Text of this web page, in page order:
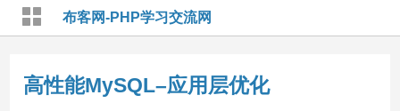
布客网-PHP学习交流网
高性能MySQL–应用层优化